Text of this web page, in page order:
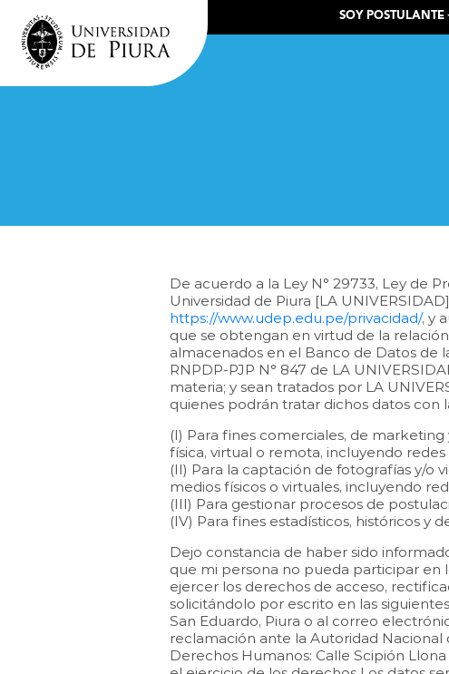
SOY POSTULANTE
De acuerdo a la Ley N° 29733, Ley de
Universidad de Piura [LA
https://www.udep.edu.pe/privacidad/, y
que se obtengan en virtud de la
almacenados en el Banco de Datos de
RNPDP-PJP N° 847 de LA
materia; y sean tratados por LA
quienes podrán tratar dichos datos con
(I) Para fines comerciales, de
física, virtual o remota, incluyendo redes
(II) Para la captación de fotografías y/o
medios físicos o virtuales, incluyendo
(III) Para gestionar procesos de
(IV) Para fines estadísticos, históricos y
Dejo constancia de haber sido
que mi persona no pueda participar en
ejercer los derechos de acceso,
solicitándolo por escrito en las
San Eduardo, Piura o al correo
reclamación ante la Autoridad Nacional
Derechos Humanos: Calle Scipión